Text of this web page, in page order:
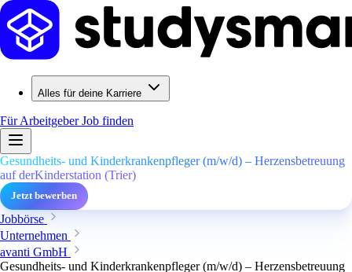
Alles für deine Karriere
Für ArbeitgeberJob finden
Gesundheits- und Kinderkrankenpfleger (m/w/d) – Herzensbetreuung
auf derKinderstation (Trier)
Jetzt bewerben
Jobbörse
Unternehmen
avanti GmbH
Gesundheits- und Kinderkrankenpfleger (m/w/d) – Herzensbetreuung